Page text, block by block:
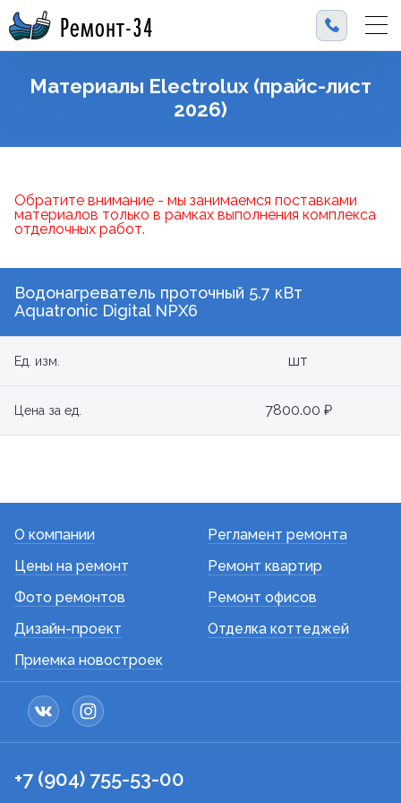
Ремонт-34
Материалы Electrolux (прайс-лист
2026)
Обратите внимание - мы занимаемся поставками
материалов только в рамках выполнения комплекса
отделочных работ.
Водонагреватель проточный 5.7 кВт
Aquatronic Digital NPX6
Ед. изм. шт
Цена за ед. 7800.00 ₽
О компании
Цены на ремонт
Фото ремонтов
Дизайн-проект
Приемка новостроек
Регламент ремонта
Ремонт квартир
Ремонт офисов
Отделка коттеджей
+7 (904) 755-53-00